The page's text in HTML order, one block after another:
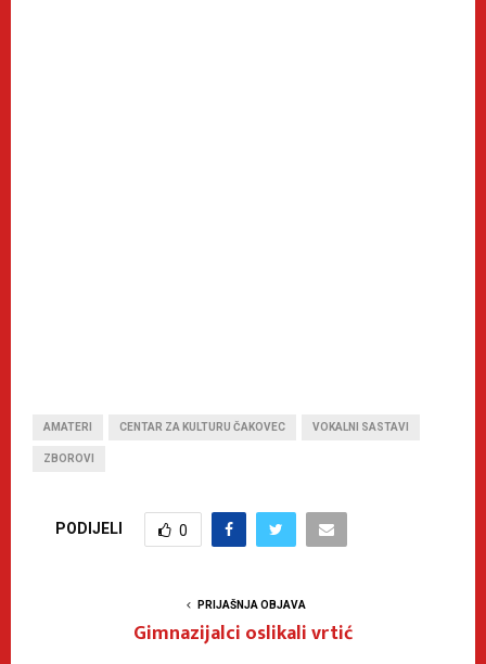
AMATERI CENTAR ZA KULTURU ČAKOVEC VOKALNI SASTAVI
ZBOROVI
PODIJELI 0
PRIJAŠNJA OBJAVA
Gimnazijalci oslikali vrtić